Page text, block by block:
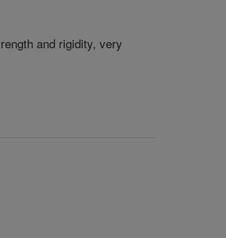
and rigidity, very